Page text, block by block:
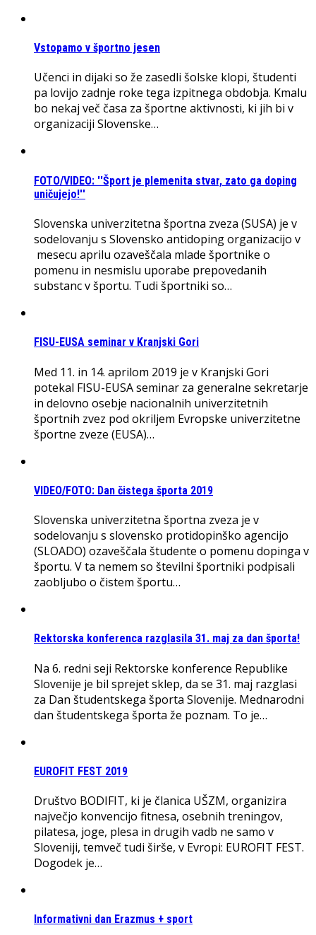
Vstopamo v športno jesen
Učenci in dijaki so že zasedli šolske klopi, študenti
pa lovijo zadnje roke tega izpitnega obdobja. Kmalu
bo nekaj več časa za športne aktivnosti, ki jih bi v
organizaciji Slovenske…
FOTO/VIDEO: ''Šport je plemenita stvar, zato ga doping
uničujejo!''
Slovenska univerzitetna športna zveza (SUSA) je v
sodelovanju s Slovensko antidoping organizacijo v
mesecu aprilu ozaveščala mlade športnike o
pomenu in nesmislu uporabe prepovedanih
substanc v športu. Tudi športniki so…
FISU-EUSA seminar v Kranjski Gori
Med 11. in 14. aprilom 2019 je v Kranjski Gori
potekal FISU-EUSA seminar za generalne sekretarje
in delovno osebje nacionalnih univerzitetnih
športnih zvez pod okriljem Evropske univerzitetne
športne zveze (EUSA)…
VIDEO/FOTO: Dan čistega športa 2019
Slovenska univerzitetna športna zveza je v
sodelovanju s slovensko protidopinško agencijo
(SLOADO) ozaveščala študente o pomenu dopinga v
športu. V ta nemem so številni športniki podpisali
zaobljubo o čistem športu…
Rektorska konferenca razglasila 31. maj za dan športa!
Na 6. redni seji Rektorske konference Republike
Slovenije je bil sprejet sklep, da se 31. maj razglasi
za Dan študentskega športa Slovenije. Mednarodni
dan študentskega športa že poznam. To je…
EUROFIT FEST 2019
Društvo BODIFIT, ki je članica UŠZM, organizira
največjo konvencijo fitnesa, osebnih treningov,
pilatesa, joge, plesa in drugih vadb ne samo v
Sloveniji, temveč tudi širše, v Evropi: EUROFIT FEST.
Dogodek je…
Informativni dan Erazmus + sport